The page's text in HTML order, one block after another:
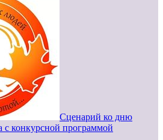
Сценарий ко дню
с конкурсной программой